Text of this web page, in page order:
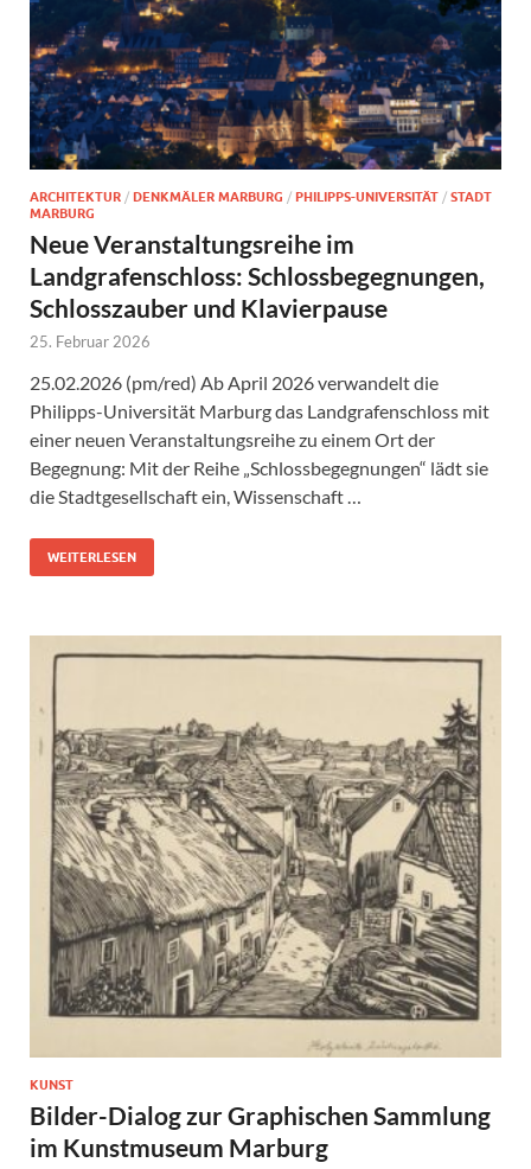
ARCHITEKTUR / DENKMÄLER MARBURG / PHILIPPS-UNIVERSITÄT / STADT
MARBURG
Neue Veranstaltungsreihe im
Landgrafenschloss: Schlossbegegnungen,
Schlosszauber und Klavierpause
25. Februar 2026
25.02.2026 (pm/red) Ab April 2026 verwandelt die
Philipps-Universität Marburg das Landgrafenschloss mit
einer neuen Veranstaltungsreihe zu einem Ort der
Begegnung: Mit der Reihe „Schlossbegegnungen“ lädt sie
die Stadtgesellschaft ein, Wissenschaft …
WEITERLESEN
KUNST
Bilder-Dialog zur Graphischen Sammlung
im Kunstmuseum Marburg